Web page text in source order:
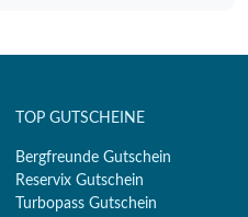
TOP GUTSCHEINE
Bergfreunde Gutschein
Reservix Gutschein
Turbopass Gutschein